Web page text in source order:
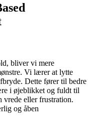
bliver vi mere
Vi lærer at lytte
Dette fører til bedre
i øjeblikket og fuldt til
vrede eller frustration.
og åben